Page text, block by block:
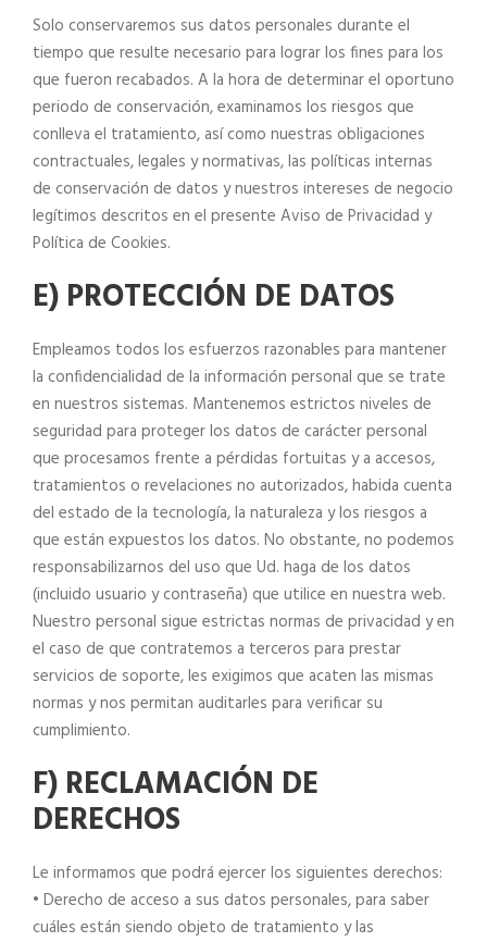
Solo conservaremos sus datos personales durante el
tiempo que resulte necesario para lograr los fines para los
que fueron recabados. A la hora de determinar el oportuno
periodo de conservación, examinamos los riesgos que
conlleva el tratamiento, así como nuestras obligaciones
contractuales, legales y normativas, las políticas internas
de conservación de datos y nuestros intereses de negocio
legítimos descritos en el presente Aviso de Privacidad y
Política de Cookies.
E) PROTECCIÓN DE DATOS
Empleamos todos los esfuerzos razonables para mantener
la confidencialidad de la información personal que se trate
en nuestros sistemas. Mantenemos estrictos niveles de
seguridad para proteger los datos de carácter personal
que procesamos frente a pérdidas fortuitas y a accesos,
tratamientos o revelaciones no autorizados, habida cuenta
del estado de la tecnología, la naturaleza y los riesgos a
que están expuestos los datos. No obstante, no podemos
responsabilizarnos del uso que Ud. haga de los datos
(incluido usuario y contraseña) que utilice en nuestra web.
Nuestro personal sigue estrictas normas de privacidad y en
el caso de que contratemos a terceros para prestar
servicios de soporte, les exigimos que acaten las mismas
normas y nos permitan auditarles para verificar su
cumplimiento.
F) RECLAMACIÓN DE
DERECHOS
Le informamos que podrá ejercer los siguientes derechos:
• Derecho de acceso a sus datos personales, para saber
cuáles están siendo objeto de tratamiento y las